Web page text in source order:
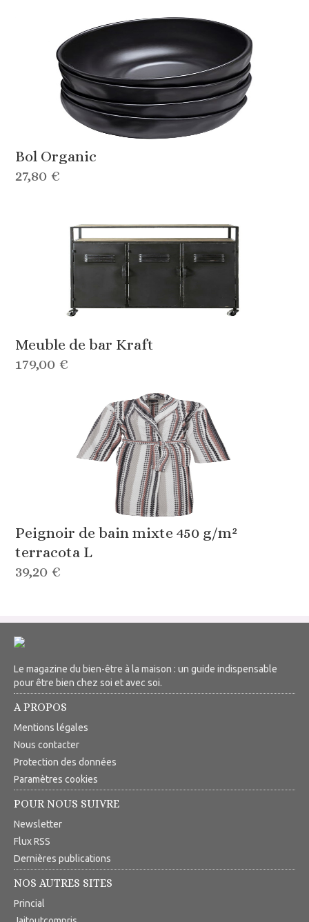
Bol Organic
27,80 €
Meuble de bar Kraft
179,00 €
Peignoir de bain mixte 450 g/m²
terracota L
39,20 €
Le magazine du bien-être à la maison : un guide indispensable
pour être bien chez soi et avec soi.
A PROPOS
Mentions légales
Nous contacter
Protection des données
Paramètres cookies
POUR NOUS SUIVRE
Newsletter
Flux RSS
Dernières publications
NOS AUTRES SITES
Princial